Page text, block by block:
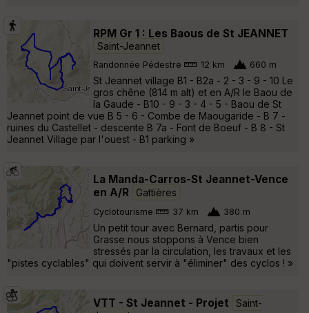
RPM Gr 1 : Les Baous de St JEANNET
Saint-Jeannet
Randonnée Pédestre 12 km 660 m
St Jeannet village B1 - B2a - 2 - 3 - 9 - 10 Le
gros chêne (814 m alt) et en A/R le Baou de
la Gaude - B10 - 9 - 3 - 4 - 5 - Baou de St
Jeannet point de vue B 5 - 6 - Combe de Maougaride - B 7 -
ruines du Castellet - descente B 7a - Font de Boeuf - B 8 - St
Jeannet Village par l'ouest - B1 parking »
La Manda-Carros-St Jeannet-Vence
en A/R
Gattières
Cyclotourisme 37 km 380 m
Un petit tour avec Bernard, partis pour
Grasse nous stoppons à Vence bien
stressés par la circulation, les travaux et les
"pistes cyclables" qui doivent servir à "éliminer" des cyclos ! »
VTT - St Jeannet - Projet
Saint-